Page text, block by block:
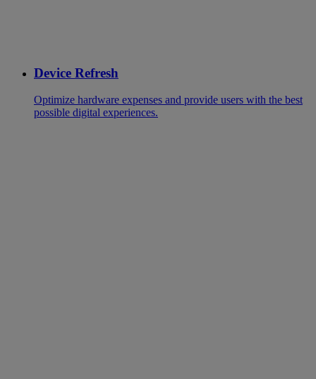
Device Refresh
Optimize hardware expenses and provide users with the best
possible digital experiences.